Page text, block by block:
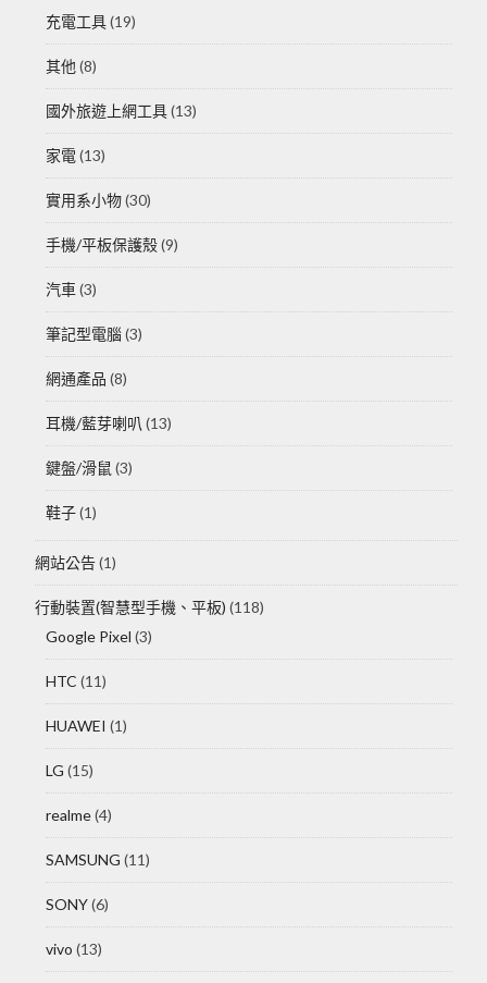
充電工具(19)
其他 (8)
國外旅遊上網工具(13)
家電 (13)
實用系小物(30)
手機/平板保護殼(9)
汽車 (3)
筆記型電腦(3)
網通產品 (8)
耳機/藍芽喇叭 (13)
鍵盤/滑鼠 (3)
鞋子(1)
網站公告(1)
行動裝置(智慧型手機、平板) (118)
Google Pixel (3)
HTC (11)
HUAWEI (1)
LG (15)
realme(4)
SAMSUNG (11)
SONY(6)
vivo (13)